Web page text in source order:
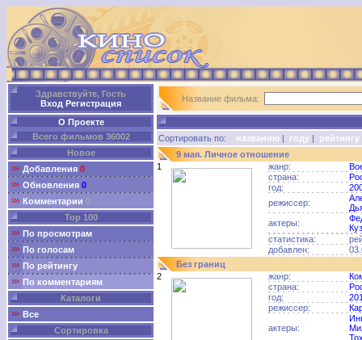
Здравствуйте, Гость
Вход Регистрация
О Проекте
Всего фильмов 36002
Новое
Добавления 0
Обновления 0
Комментарии 0
Top 100
По просмотрам
По голосам
По рейтингу
По комментариям
Каталоги
Все
Сортировка
Название фильма:
Сортировать по: названию | году | рейтингу
9 мая. Личное отношение
1
жанр:
страна:
год:
режиссер:
актеры:
статистика:
добавлен:
Без границ
2
жанр:
страна:
год:
режиссер:
актеры: